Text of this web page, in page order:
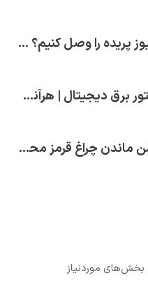
چگونه فیوز پریده را وصل کنیم؟ | علت پریدن فیوز برق خانه
ریست کنتور برق دیجیتال | هرآنچه که باید بدانید!
علت روشن ماندن چراغ قرمز محافظ برق
بخش‌های موردنیاز